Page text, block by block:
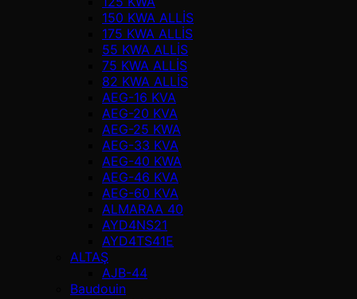
150 KWA ALLİS
175 KWA ALLİS
55 KWA ALLİS
75 KWA ALLİS
82 KWA ALLİS
AEG-16 KVA
AEG-20 KVA
AEG-25 KWA
AEG-33 KVA
AEG-40 KWA
AEG-46 KVA
AEG-60 KVA
ALMARAA 40
AYD4NS21
AYD4TS41E
ALTAŞ
AJB-44
Baudouin